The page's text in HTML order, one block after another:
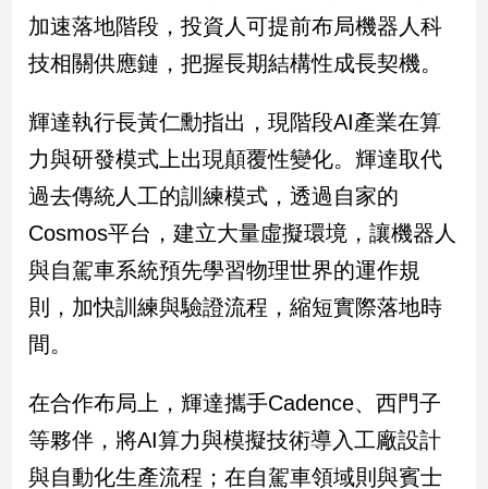
品
觀
點
國
會
焦
點
點
國
際
社
加速落地階段，投資人可提前布局機器人科
技相關供應鏈，把握長期結構性成長契機。
輝達執行長黃仁勳指出，現階段AI產業在算
力與研發模式上出現顛覆性變化。輝達取代
過去傳統人工的訓練模式，透過自家的
Cosmos平台，建立大量虛擬環境，讓機器人
與自駕車系統預先學習物理世界的運作規
則，加快訓練與驗證流程，縮短實際落地時
間。
在合作布局上，輝達攜手Cadence、西門子
等夥伴，將AI算力與模擬技術導入工廠設計
與自動化生產流程；在自駕車領域則與賓士